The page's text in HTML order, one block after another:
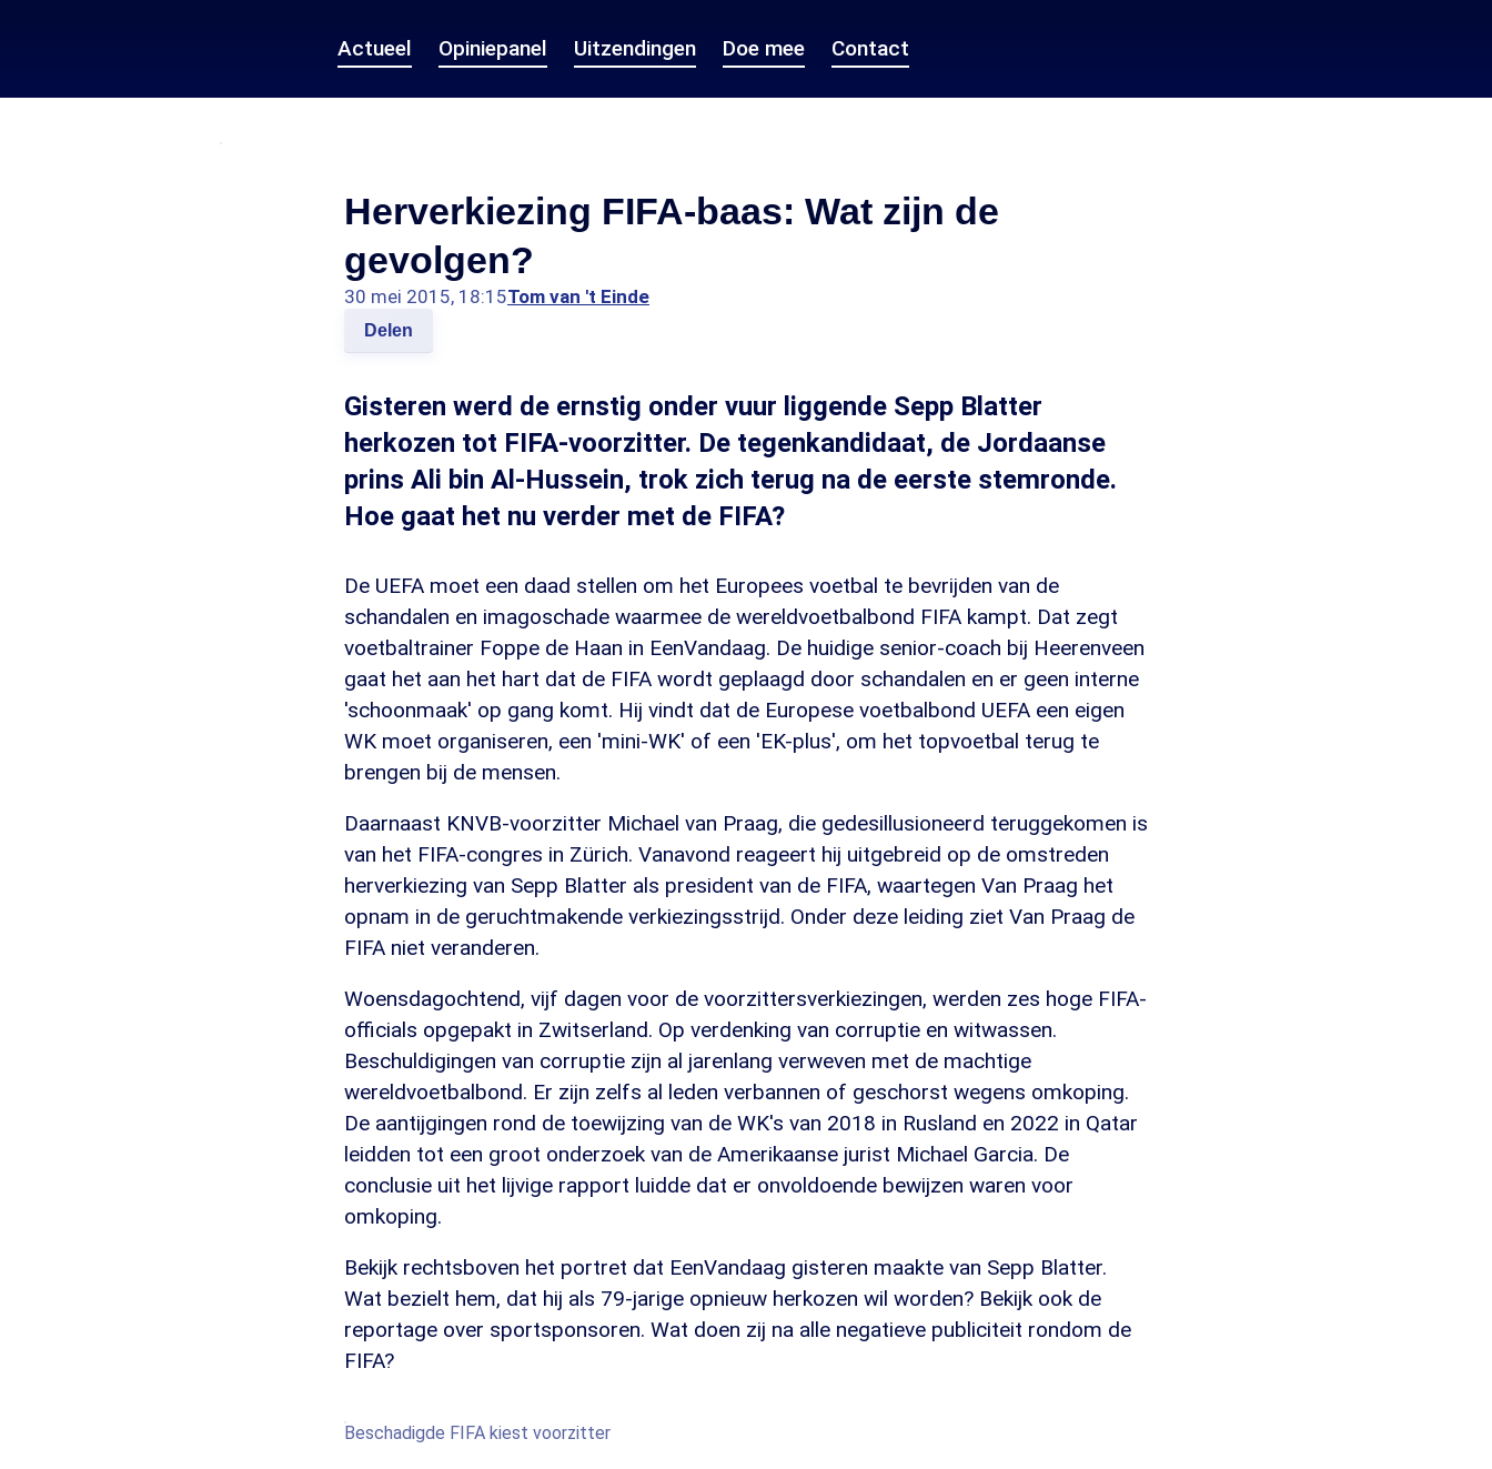
Actueel Opiniepanel Uitzendingen Doe mee Contact
Herverkiezing FIFA-baas: Wat zijn de
gevolgen?
30 mei 2015, 18:15Tom van 't Einde
Delen
Gisteren werd de ernstig onder vuur liggende Sepp Blatter
herkozen tot FIFA-voorzitter. De tegenkandidaat, de Jordaanse
prins Ali bin Al-Hussein, trok zich terug na de eerste stemronde.
Hoe gaat het nu verder met de FIFA?
De UEFA moet een daad stellen om het Europees voetbal te bevrijden van de
schandalen en imagoschade waarmee de wereldvoetbalbond FIFA kampt. Dat zegt
voetbaltrainer Foppe de Haan in EenVandaag. De huidige senior-coach bij Heerenveen
gaat het aan het hart dat de FIFA wordt geplaagd door schandalen en er geen interne
'schoonmaak' op gang komt. Hij vindt dat de Europese voetbalbond UEFA een eigen
WK moet organiseren, een 'mini-WK' of een 'EK-plus', om het topvoetbal terug te
brengen bij de mensen.
Daarnaast KNVB-voorzitter Michael van Praag, die gedesillusioneerd teruggekomen is
van het FIFA-congres in Zürich. Vanavond reageert hij uitgebreid op de omstreden
herverkiezing van Sepp Blatter als president van de FIFA, waartegen Van Praag het
opnam in de geruchtmakende verkiezingsstrijd. Onder deze leiding ziet Van Praag de
FIFA niet veranderen.
Woensdagochtend, vijf dagen voor de voorzittersverkiezingen, werden zes hoge FIFA-
officials opgepakt in Zwitserland. Op verdenking van corruptie en witwassen.
Beschuldigingen van corruptie zijn al jarenlang verweven met de machtige
wereldvoetbalbond. Er zijn zelfs al leden verbannen of geschorst wegens omkoping.
De aantijgingen rond de toewijzing van de WK's van 2018 in Rusland en 2022 in Qatar
leidden tot een groot onderzoek van de Amerikaanse jurist Michael Garcia. De
conclusie uit het lijvige rapport luidde dat er onvoldoende bewijzen waren voor
omkoping.
Bekijk rechtsboven het portret dat EenVandaag gisteren maakte van Sepp Blatter.
Wat bezielt hem, dat hij als 79-jarige opnieuw herkozen wil worden? Bekijk ook de
reportage over sportsponsoren. Wat doen zij na alle negatieve publiciteit rondom de
FIFA?
Beschadigde FIFA kiest voorzitter